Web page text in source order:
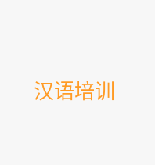
汉语培训